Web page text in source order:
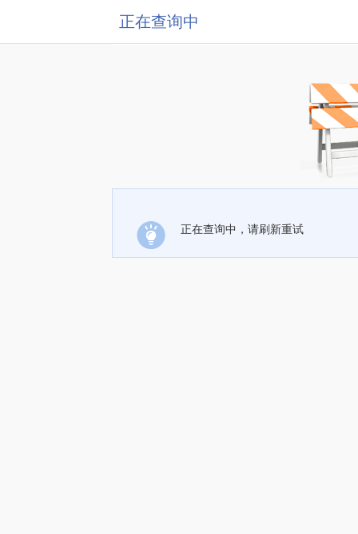
正在查询中
正在查询中，请刷新重试